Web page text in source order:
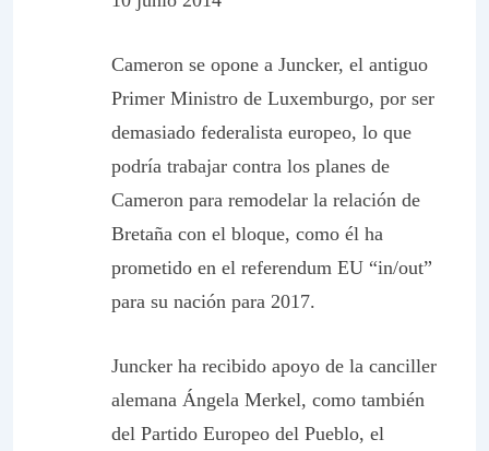
Cameron se opone a Juncker, el antiguo
Primer Ministro de Luxemburgo, por ser
demasiado federalista europeo, lo que
podría trabajar contra los planes de
Cameron para remodelar la relación de
Bretaña con el bloque, como él ha
prometido en el referendum EU “in/out”
para su nación para 2017.
Juncker ha recibido apoyo de la canciller
alemana Ángela Merkel, como también
del Partido Europeo del Pueblo, el